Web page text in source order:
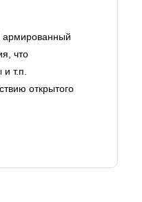
армированный
что
т.п.
открытого